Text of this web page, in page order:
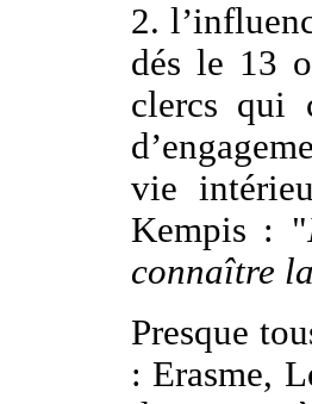
2.
dés le 13
clercs qui
vie
Kempis : "
connaître
Presque
: Erasme,